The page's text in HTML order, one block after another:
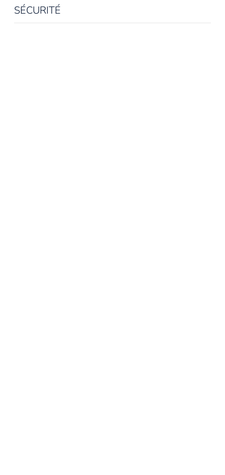
SÉCURITÉ